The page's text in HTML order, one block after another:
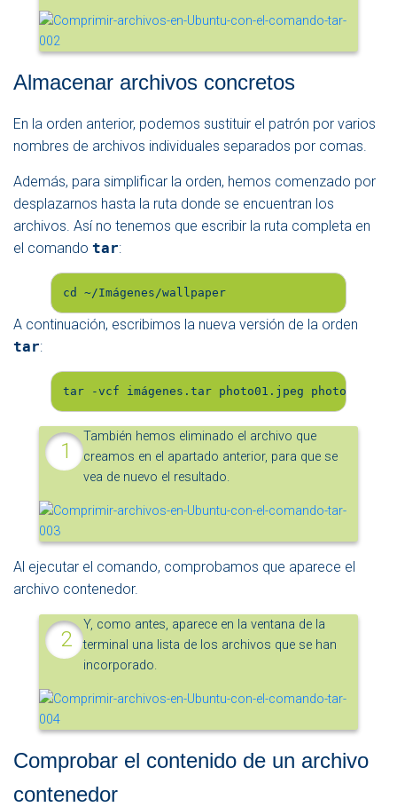
Almacenar archivos concretos
En la orden anterior, podemos sustituir el patrón por varios
nombres de archivos individuales separados por comas.
Además, para simplificar la orden, hemos comenzado por
desplazarnos hasta la ruta donde se encuentran los
archivos. Así no tenemos que escribir la ruta completa en
el comando tar:
cd ~/Imágenes/wallpaper
A continuación, escribimos la nueva versión de la orden
tar:
tar -vcf imágenes.tar photo01.jpeg
También hemos eliminado el archivo que
creamos en el apartado anterior, para que se
vea de nuevo el resultado.
Al ejecutar el comando, comprobamos que aparece el
archivo contenedor.
Y, como antes, aparece en la ventana de la
terminal una lista de los archivos que se han
incorporado.
Comprobar el contenido de un archivo
contenedor